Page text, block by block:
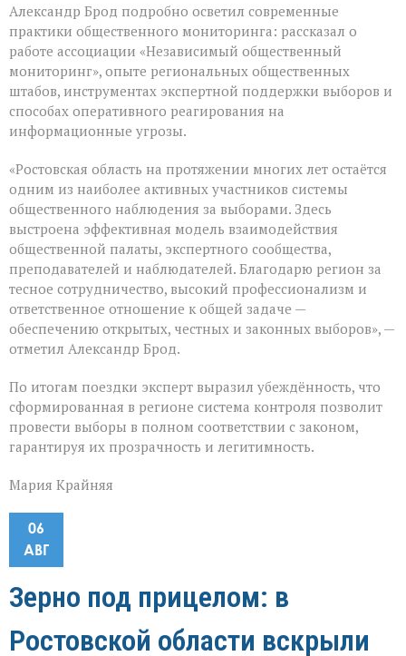
Александр Брод подробно осветил современные
практики общественного мониторинга: рассказал о
работе ассоциации «Независимый общественный
мониторинг», опыте региональных общественных
штабов, инструментах экспертной поддержки выборов и
способах оперативного реагирования на
информационные угрозы.
«Ростовская область на протяжении многих лет остаётся
одним из наиболее активных участников системы
общественного наблюдения за выборами. Здесь
выстроена эффективная модель взаимодействия
общественной палаты, экспертного сообщества,
преподавателей и наблюдателей. Благодарю регион за
тесное сотрудничество, высокий профессионализм и
ответственное отношение к общей задаче —
обеспечению открытых, честных и законных выборов», —
отметил Александр Брод.
По итогам поездки эксперт выразил убеждённость, что
сформированная в регионе система контроля позволит
провести выборы в полном соответствии с законом,
гарантируя их прозрачность и легитимность.
Мария Крайняя
06
АВГ
Зерно под прицелом: в
Ростовской области вскрыли